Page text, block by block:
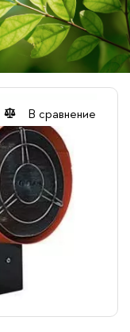
В сравнение